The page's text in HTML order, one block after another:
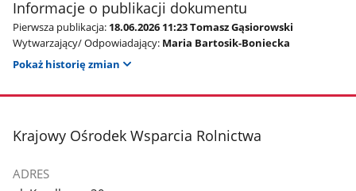
Informacje o publikacji dokumentu
Pierwsza publikacja: 18.06.2026 11:23 Tomasz Gąsiorowski
Wytwarzający/ Odpowiadający: Maria Bartosik-Boniecka
Pokaż historię zmian
stopka
Krajowy Ośrodek Wsparcia Rolnictwa
ADRES